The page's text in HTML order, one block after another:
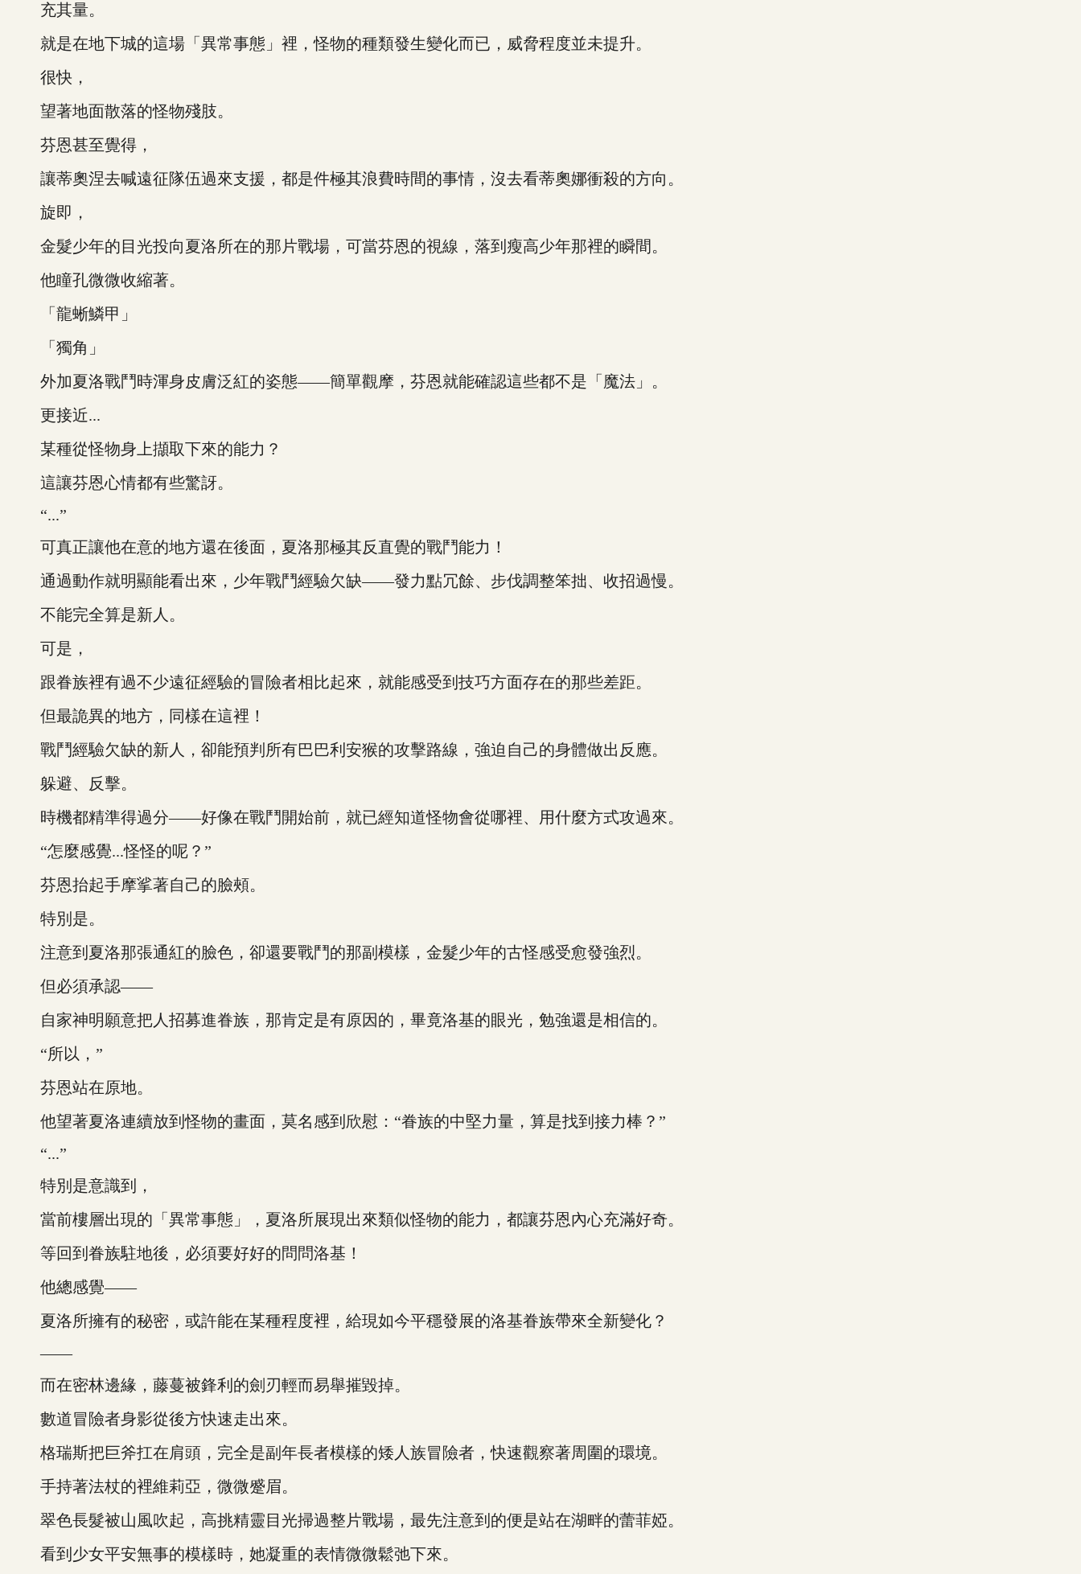
充其量。
就是在地下城的這場「異常事態」裡，怪物的種類發生變化而已，威脅程度並未提升。
很快，
望著地面散落的怪物殘肢。
芬恩甚至覺得，
讓蒂奧涅去喊遠征隊伍過來支援，都是件極其浪費時間的事情，沒去看蒂奧娜衝殺的方向。
旋即，
金髮少年的目光投向夏洛所在的那片戰場，可當芬恩的視線，落到瘦高少年那裡的瞬間。
他瞳孔微微收縮著。
「龍蜥鱗甲」
「獨角」
外加夏洛戰鬥時渾身皮膚泛紅的姿態——簡單觀摩，芬恩就能確認這些都不是「魔法」。
更接近...
某種從怪物身上擷取下來的能力？
這讓芬恩心情都有些驚訝。
“...”
可真正讓他在意的地方還在後面，夏洛那極其反直覺的戰鬥能力！
通過動作就明顯能看出來，少年戰鬥經驗欠缺——發力點冗餘、步伐調整笨拙、收招過慢。
不能完全算是新人。
可是，
跟眷族裡有過不少遠征經驗的冒險者相比起來，就能感受到技巧方面存在的那些差距。
但最詭異的地方，同樣在這裡！
戰鬥經驗欠缺的新人，卻能預判所有巴巴利安猴的攻擊路線，強迫自己的身體做出反應。
躲避、反擊。
時機都精準得過分——好像在戰鬥開始前，就已經知道怪物會從哪裡、用什麼方式攻過來。
“怎麼感覺...怪怪的呢？”
芬恩抬起手摩挲著自己的臉頰。
特別是。
注意到夏洛那張通紅的臉色，卻還要戰鬥的那副模樣，金髮少年的古怪感受愈發強烈。
但必須承認——
自家神明願意把人招募進眷族，那肯定是有原因的，畢竟洛基的眼光，勉強還是相信的。
“所以，”
芬恩站在原地。
他望著夏洛連續放到怪物的畫面，莫名感到欣慰：“眷族的中堅力量，算是找到接力棒？”
“...”
特別是意識到，
當前樓層出現的「異常事態」，夏洛所展現出來類似怪物的能力，都讓芬恩內心充滿好奇。
等回到眷族駐地後，必須要好好的問問洛基！
他總感覺——
夏洛所擁有的秘密，或許能在某種程度裡，給現如今平穩發展的洛基眷族帶來全新變化？
——
而在密林邊緣，藤蔓被鋒利的劍刃輕而易舉摧毀掉。
數道冒險者身影從後方快速走出來。
格瑞斯把巨斧扛在肩頭，完全是副年長者模樣的矮人族冒險者，快速觀察著周圍的環境。
手持著法杖的裡維莉亞，微微蹙眉。
翠色長髮被山風吹起，高挑精靈目光掃過整片戰場，最先注意到的便是站在湖畔的蕾菲婭。
看到少女平安無事的模樣時，她凝重的表情微微鬆弛下來。